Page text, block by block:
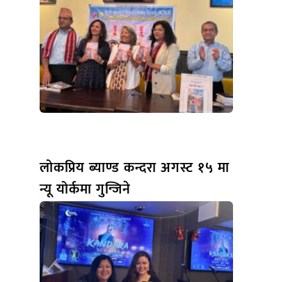
लोकप्रिय ब्याण्ड कन्दरा अगस्ट १५ मा
न्यू योर्कमा गुन्जिने